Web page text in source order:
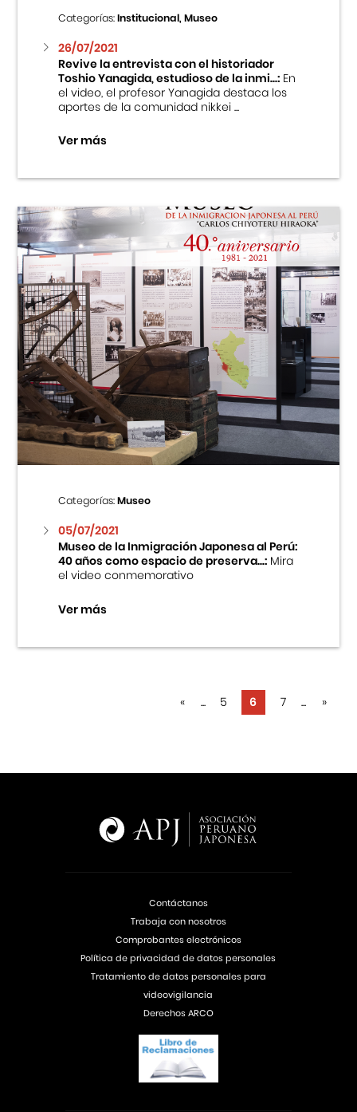
Categorías:Institucional, Museo
26/07/2021
Revive la entrevista con el historiador
Toshio Yanagida, estudioso de la inmi...:En
el video, el profesor Yanagida destaca los
aportes de la comunidad nikkei ...
Ver más
Categorías:Museo
05/07/2021
Museo de la Inmigración Japonesa al Perú:
40 años como espacio de preserva...:Mira
el video conmemorativo
Ver más
« ... 5 6 7 ... »
Contáctanos
Trabaja con nosotros
Comprobantes electrónicos
Política de privacidad de datos personales
Tratamiento de datos personales para
videovigilancia
Derechos ARCO